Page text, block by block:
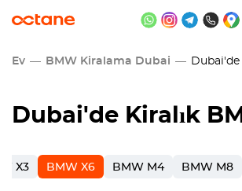
Ev BMW Kiralama Dubai Dubai'de
Dubai'de Kiralık
X3 BMW X6 BMW M4 BMW M8